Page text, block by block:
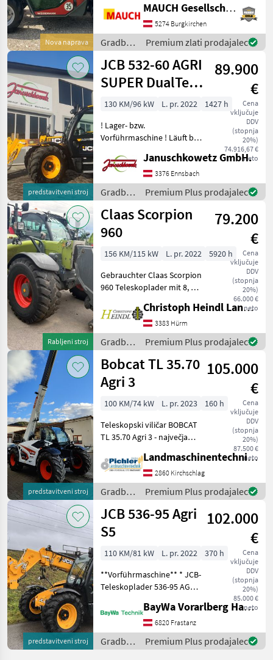
Nova naprava
optional) - Kabine mit
Heizung und Lüftung - LED
Arbeitsscheinwerfer (1x
vorne, 1x hint
MAUCH Gesellschaft m.b.H. & Co.KG
5274 Burgkirchen
Gradbeni
stroji /
Weidemann
Premium zlati prodajalec
predstavitveni stroj
JCB 532-60 AGRI
SUPER DualTec
VT
Teleskoplader
89.900
€
Cena
vključuje
DDV
(stopnja
20%)
74.916,67 €
neto
130 KM/96 kW L. pr. 2022
1427 h
! Lager- bzw.
Vorführmaschine ! Läuft bei
VT JCB‐DualTech‐Getriebe
(stufenlos) mit einem
Kegelradgetriebe und
einem mechanischen Lastsc
Januschkowetz GmbH.
3376 Ennsbach
Gradbeni
stroji /
JCB
Premium Plus prodajalec
Rabljeni stroj
Claas Scorpion
960
79.200
€
Cena
vključuje
DDV
(stopnja
20%)
66.000 €
neto
156 KM/115 kW L. pr. 2022
5920 h
Gebrauchter Claas Scorpion
960 Teleskoplader mit 8, 79
kg Hubkraft Frisch serviciert
- Top gewartet! - CLAAS
Werkzeugträger,
hydraulisch
Christoph Heindl Landtechnik GmbH, Inning
3383 Hürm
Gradbeni
stroji /
Claas
Premium Plus prodajalec
predstavitveni stroj
Bobcat TL 35.70
Agri 3
105.000
€
Cena
vključuje
DDV
(stopnja
20%)
87.500 €
neto
100 KM/74 kW L. pr. 2023
160 h
Teleskopski viličar BOBCAT
TL 35.70 Agri 3 - največja
višine dviga - BOBCAT / D34
/ Stage V / 100KM • Paket
AGRI3 • Registracija tr
Landmaschinentechnik Pichler GmbH
2860 Kirchschlag
Gradbeni
stroji /
Bobcat
Premium Plus prodajalec
predstavitveni stroj
JCB 536-95 Agri
S5
102.000
€
Cena
vključuje
DDV
(stopnja
20%)
85.000 €
neto
110 KM/81 kW L. pr. 2022
370 h
**Vorführmaschine** * JCB-
Teleskoplader 536-95 AGRI
R 24 A580 Alliance *
Joystickbedienung mit 1 x
dw vorne * Kabine mit
Heizung un
BayWa Vorarlberg HandelsGmbH BayWa Technik
6820 Frastanz
Gradbeni
stroji /
Premium Plus prodajalec